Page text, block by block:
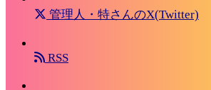
管理人・特さんのX(Twitter)
RSS